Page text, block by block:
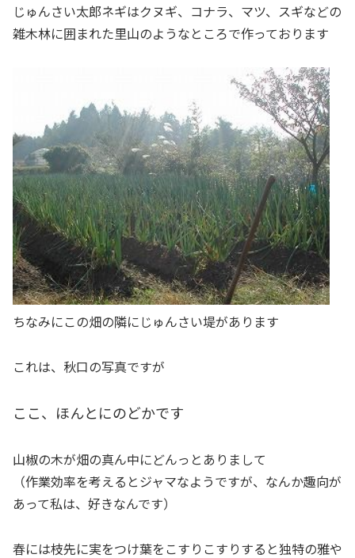
じゅんさい太郎ネギはクヌギ、コナラ、マツ、スギなどの
雑木林に囲まれた里山のようなところで作っております
ちなみにこの畑の隣にじゅんさい堤があります
これは、秋口の写真ですが
ここ、ほんとにのどかです
山椒の木が畑の真ん中にどんっとありまして
（作業効率を考えるとジャマなようですが、なんか趣向が
あって私は、好きなんです）
春には枝先に実をつけ葉をこすりこすりすると独特の雅や